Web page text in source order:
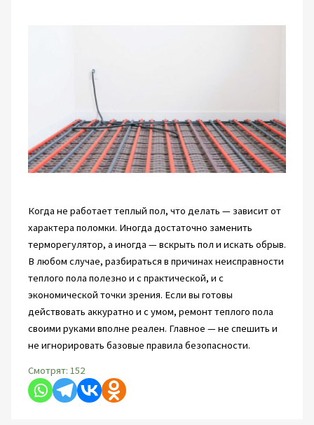
Когда не работает теплый пол, что делать — зависит от
характера поломки. Иногда достаточно заменить
терморегулятор, а иногда — вскрыть пол и искать обрыв.
В любом случае, разбираться в причинах неисправности
теплого пола полезно и с практической, и с
экономической точки зрения. Если вы готовы
действовать аккуратно и с умом, ремонт теплого пола
своими руками вполне реален. Главное — не спешить и
не игнорировать базовые правила безопасности.
Смотрят: 152